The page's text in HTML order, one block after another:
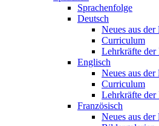
Sprachenfolge
Deutsch
Neues aus der
Curriculum
Lehrkräfte der
Englisch
Neues aus der
Curriculum
Lehrkräfte der
Französisch
Neues aus der